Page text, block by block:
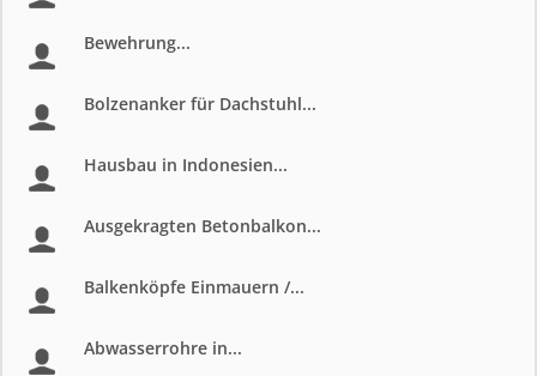
Bewehrung...
Bolzenanker für Dachstuhl...
Hausbau in Indonesien...
Ausgekragten Betonbalkon...
Balkenköpfe Einmauern /...
Abwasserrohre in...